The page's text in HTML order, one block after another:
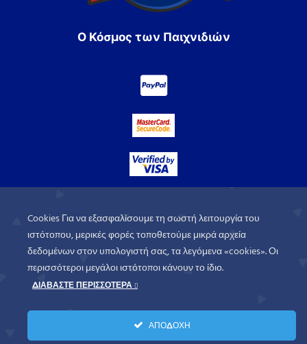
Ο Κόσμος των Παιχνιδιών
© 2026. All rights
Cookies Για να εξασφαλίσουμε τη σωστή λειτουργία του
ιστότοπου, μερικές φορές τοποθετούμε μικρά αρχεία
δεδομένων στον υπολογιστή σας, τα λεγόμενα «cookies». Οι
περισσότεροι μεγάλοι ιστότοποι κάνουν το ίδιο.
ΔΙΑΒΑΣΤΕ ΠΕΡΙΣΣΟΤΕΡΑ
ΑΠΟΔΟΧΗ